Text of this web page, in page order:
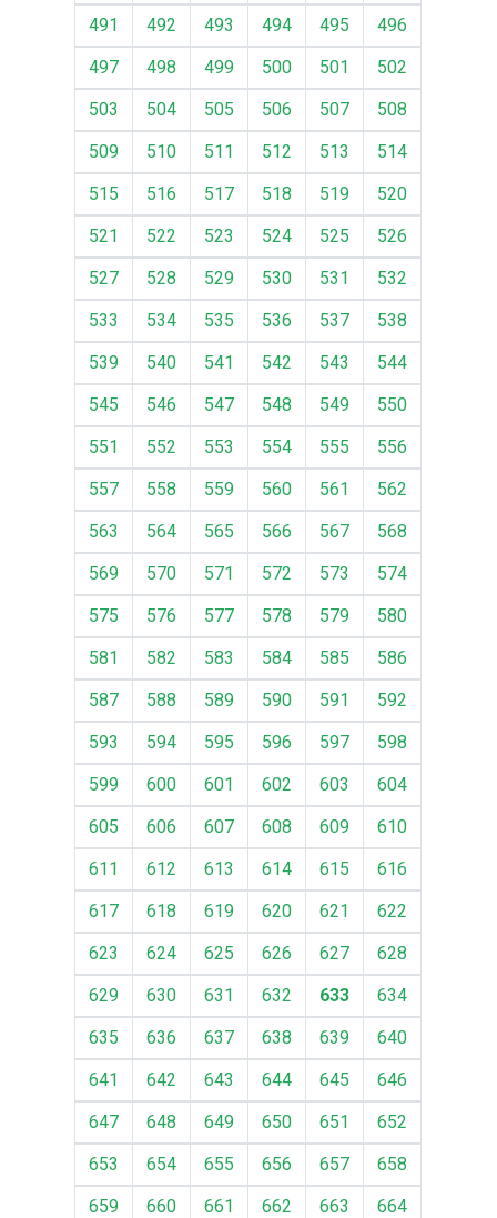
491 492 493 494 495
496
497
498 499 500 501
502
503
504 505 506 507
508
509
510 511 512 513
514
515
516 517 518 519
520
521
522 523 524 525
526
527
528 529 530 531
532
533
534 535 536 537
538
539
540 541 542 543
544
545
546 547 548 549
550
551
552 553 554 555
556
557
558 559 560 561
562
563
564 565 566 567
568
569
570 571 572 573
574
575
576 577 578 579
580
581
582 583 584 585
586
587
588 589 590 591
592
593
594 595 596 597
598
599
600 601 602 603
604
605
606 607 608 609
610
611
612 613 614 615
616
617
618 619 620 621
622
623
624 625 626 627
628
629
630 631 632 633
634
635
636 637 638 639
640
641
642 643 644 645
646
647
648 649 650 651
652
653
654 655 656 657
658
659
660 661 662 663
664